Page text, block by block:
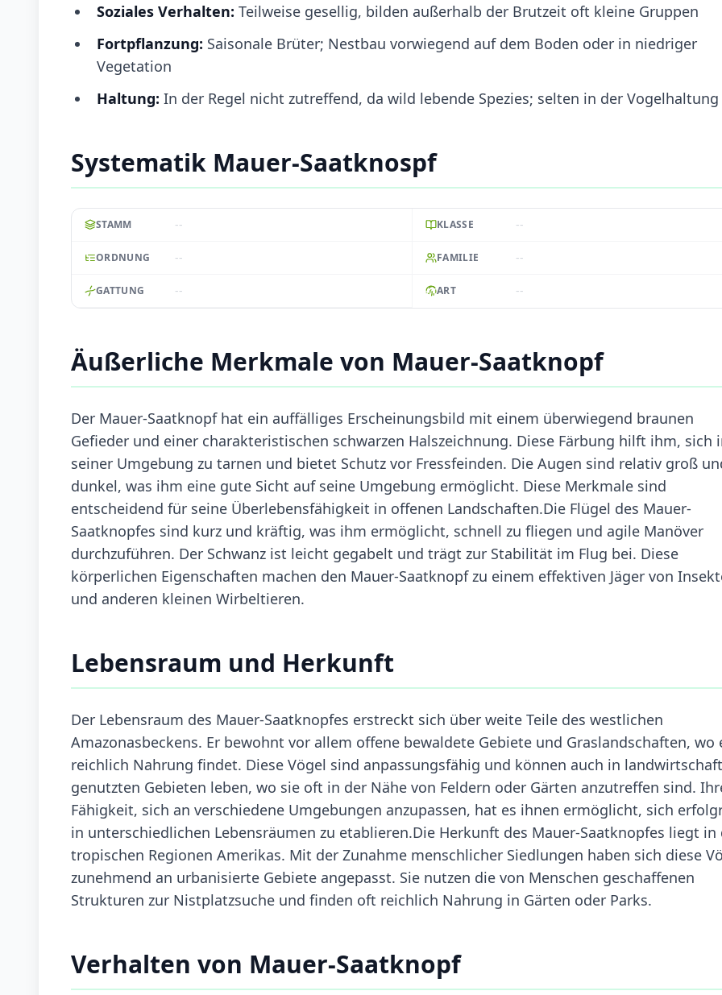
Soziales Verhalten: Teilweise gesellig, bilden außerhalb der Brutzeit oft kleine Gruppen
Fortpflanzung: Saisonale Brüter; Nestbau vorwiegend auf dem Boden oder in niedriger
Vegetation
Haltung: In der Regel nicht zutreffend, da wild lebende Spezies; selten in der Vogelhaltung
Systematik Mauer-Saatknospf
STAMM -- KLASSE --
ORDNUNG -- FAMILIE --
GATTUNG -- ART --
Äußerliche Merkmale von Mauer-Saatknopf
Der Mauer-Saatknopf hat ein auffälliges Erscheinungsbild mit einem überwiegend braunen
Gefieder und einer charakteristischen schwarzen Halszeichnung. Diese Färbung hilft ihm, sich
seiner Umgebung zu tarnen und bietet Schutz vor Fressfeinden. Die Augen sind relativ groß
dunkel, was ihm eine gute Sicht auf seine Umgebung ermöglicht. Diese Merkmale sind
entscheidend für seine Überlebensfähigkeit in offenen Landschaften.Die Flügel des Mauer-
Saatknopfes sind kurz und kräftig, was ihm ermöglicht, schnell zu fliegen und agile Manöver
durchzuführen. Der Schwanz ist leicht gegabelt und trägt zur Stabilität im Flug bei. Diese
körperlichen Eigenschaften machen den Mauer-Saatknopf zu einem effektiven Jäger von
und anderen kleinen Wirbeltieren.
Lebensraum und Herkunft
Der Lebensraum des Mauer-Saatknopfes erstreckt sich über weite Teile des westlichen
Amazonasbeckens. Er bewohnt vor allem offene bewaldete Gebiete und Graslandschaften, wo
reichlich Nahrung findet. Diese Vögel sind anpassungsfähig und können auch in
genutzten Gebieten leben, wo sie oft in der Nähe von Feldern oder Gärten anzutreffen sind.
Fähigkeit, sich an verschiedene Umgebungen anzupassen, hat es ihnen ermöglicht, sich
in unterschiedlichen Lebensräumen zu etablieren.Die Herkunft des Mauer-Saatknopfes liegt in
tropischen Regionen Amerikas. Mit der Zunahme menschlicher Siedlungen haben sich diese
zunehmend an urbanisierte Gebiete angepasst. Sie nutzen die von Menschen geschaffenen
Strukturen zur Nistplatzsuche und finden oft reichlich Nahrung in Gärten oder Parks.
Verhalten von Mauer-Saatknopf